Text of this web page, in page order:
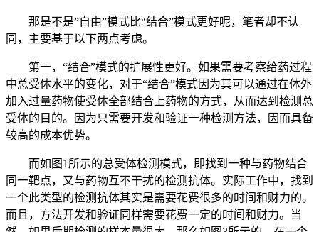
那是不是”自由”模式比“结合”模式更好呢，笔者却不认
同，主要基于以下两点考虑。
第一，“结合”模式的扩展性更好。如果需要考察给药过程
中总受体水平的变化，对于“结合”模式因为其可以通过在体外
加入过量药物使受体全部结合上药物的方式，从而达到检测总
受体的目的。因为只需要开发和验证一种检测方法，因而具备
较高的成本优势。
而如图1所示的总受体检测模式，即找到一种与药物结合
同一靶点，又与药物互不干扰的检测抗体。实际工作中，找到
一个此类型的检测抗体其实是需要花费很多的时间和财力的。
而且，方法开发和验证同样需要花费一定的时间和财力。当